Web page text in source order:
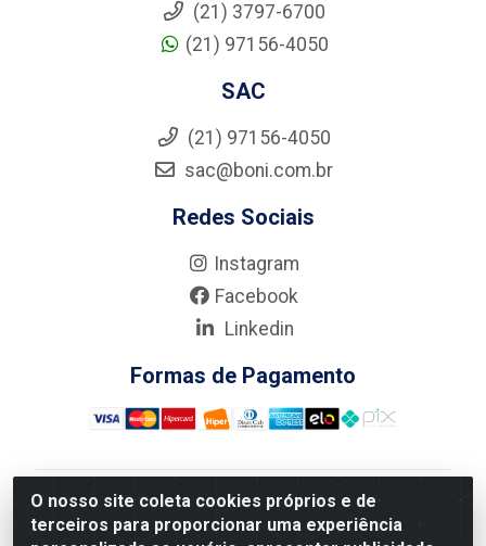
O nosso site coleta cookies próprios e de
terceiros para proporcionar uma experiência
(21) 3797-6700
(21) 97156-4050
SAC
(21) 97156-4050
sac@boni.com.br
Redes Sociais
Instagram
Facebook
Linkedin
Formas de Pagamento
Nova Boni Distribuidora de Material de Construção LTDA
- Rua Alice Tibiriçá, 330 - Vila Da Penha, Rio de